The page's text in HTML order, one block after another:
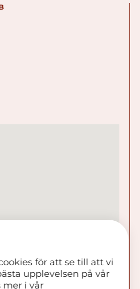
för att se till att vi
upplevelsen på vår
mer i vår